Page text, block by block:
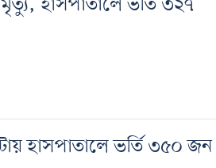
হাসপাতালে ভর্তি ৩৫০ জন